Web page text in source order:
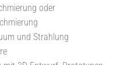
oder
und Strahlung